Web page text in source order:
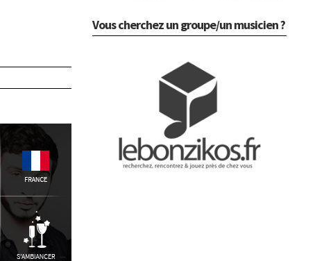
Vous cherchez un groupe/un musicien ?